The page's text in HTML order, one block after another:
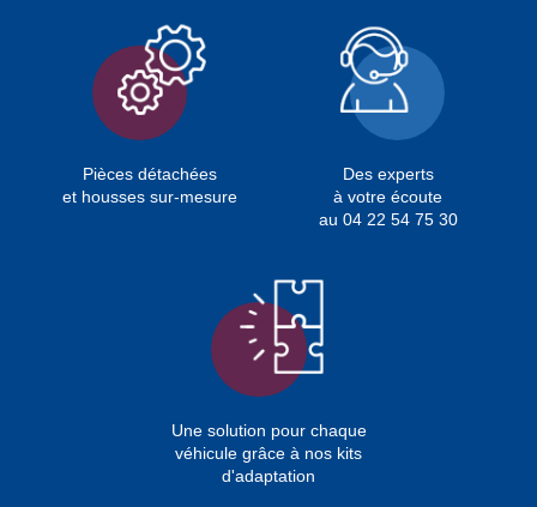
Pièces détachées
et housses sur-mesure
Des experts
à votre écoute
au 04 22 54 75 30
Une solution pour chaque
véhicule grâce à nos kits
d'adaptation